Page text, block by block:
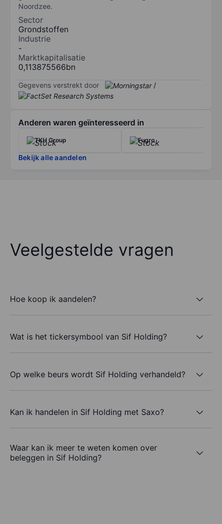
Noordzee.
Sector
Grondstoffen
Industrie
-
Marktkapitalisatie
0,113875566bn
Gegevens verstrekt door /
Anderen waren geïnteresseerd in
TKH Group Fugro
Bekijk alle aandelen
Veelgestelde vragen
Hoe koop ik aandelen?
Wat is het tickersymbool van Sif Holding?
Op welke beurs wordt Sif Holding verhandeld?
Kan ik handelen in Sif Holding met Saxo?
Waar kan ik meer te weten komen over
beleggen in Sif Holding?